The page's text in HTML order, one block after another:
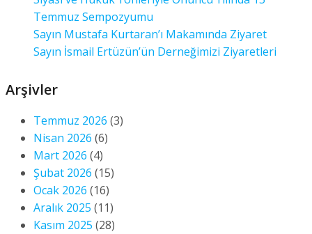
Temmuz Sempozyumu
Sayın Mustafa Kurtaran’ı Makamında Ziyaret
Sayın İsmail Ertüzün’ün Derneğimizi Ziyaretleri
Arşivler
Temmuz 2026 (3)
Nisan 2026 (6)
Mart 2026 (4)
Şubat 2026 (15)
Ocak 2026 (16)
Aralık 2025 (11)
Kasım 2025 (28)